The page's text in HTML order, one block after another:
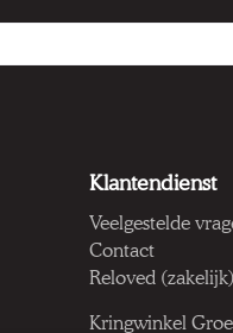
Klantendienst
Veelgestelde
Contact
Reloved (zakelijk)
Kringwinkel